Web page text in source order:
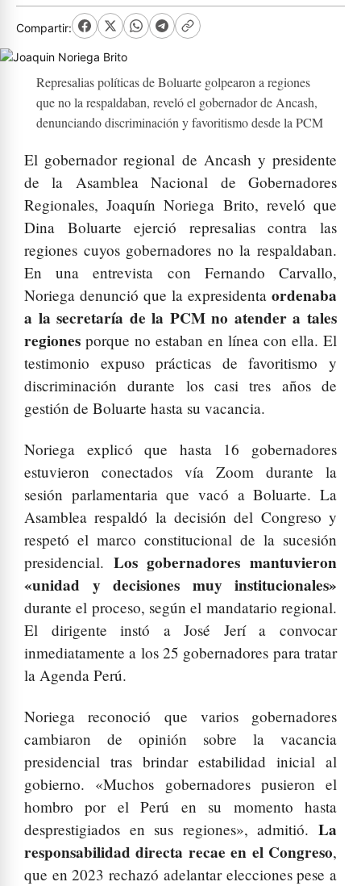
Compartir:
Represalias políticas de Boluarte golpearon a regiones
que no la respaldaban, reveló el gobernador de Ancash,
denunciando discriminación y favoritismo desde la PCM
El gobernador regional de Ancash y presidente
de la Asamblea Nacional de Gobernadores
Regionales, Joaquín Noriega Brito, reveló que
Dina Boluarte ejerció represalias contra las
regiones cuyos gobernadores no la respaldaban.
En una entrevista con Fernando Carvallo,
Noriega denunció que la expresidenta ordenaba
a la secretaría de la PCM no atender a tales
regiones porque no estaban en línea con ella. El
testimonio expuso prácticas de favoritismo y
discriminación durante los casi tres años de
gestión de Boluarte hasta su vacancia.
Noriega explicó que hasta 16 gobernadores
estuvieron conectados vía Zoom durante la
sesión parlamentaria que vacó a Boluarte. La
Asamblea respaldó la decisión del Congreso y
respetó el marco constitucional de la sucesión
presidencial. Los gobernadores mantuvieron
«unidad y decisiones muy institucionales»
durante el proceso, según el mandatario regional.
El dirigente instó a José Jerí a convocar
inmediatamente a los 25 gobernadores para tratar
la Agenda Perú.
Noriega reconoció que varios gobernadores
cambiaron de opinión sobre la vacancia
presidencial tras brindar estabilidad inicial al
gobierno. «Muchos gobernadores pusieron el
hombro por el Perú en su momento hasta
desprestigiados en sus regiones», admitió. La
responsabilidad directa recae en el Congreso,
que en 2023 rechazó adelantar elecciones pese a